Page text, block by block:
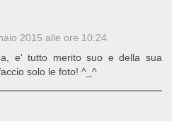
2015 alle ore 10:24
e' tutto merito suo e della sua
solo le foto! ^_^